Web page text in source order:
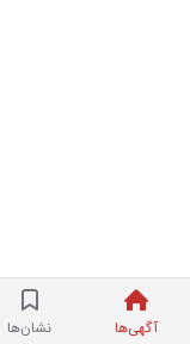
آگهی‌ها نشان‌ها